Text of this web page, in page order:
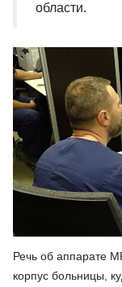
области.
Речь об аппарате
корпус больницы,